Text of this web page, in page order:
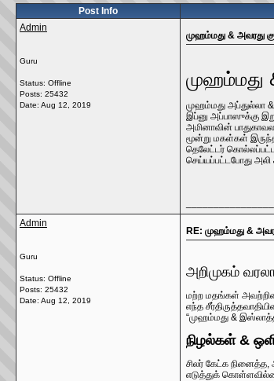
Post Info
Admin
Guru
Status: Offline
Posts: 25432
Date: Aug 12, 2019
முஹம்மது & அவரது
முஹம்மது
முஹம்மது அப்துல்லா
இப்னு அப்பாஸுக்கு
அமினாவின்
மூன்று மகள்கள்
தெலேட்டர்
செய்யப்பட்டபோது அலி
Admin
Guru
Status: Offline
Posts: 25432
Date: Aug 12, 2019
RE: முஹம்மது &
அறிமுகம்
மற்ற மதங்கள் அவற்றின்
எந்த
“முஹம்மது &
நிழல்கள் &
சிலர் கேட்க நினைத்த,
எடுத்துக்